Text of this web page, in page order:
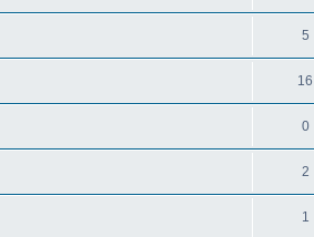
5
16
0
2
1